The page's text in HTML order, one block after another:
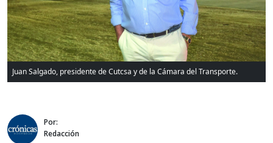
Juan Salgado, presidente de Cutcsa y de la Cámara del Transporte.
Por:
Redacción